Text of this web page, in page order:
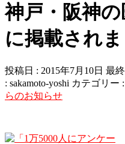
神戸・阪神
に掲載されま
投稿日 : 2015年7月10日 最
: sakamoto-yoshi カテゴリー :
らのお知らせ